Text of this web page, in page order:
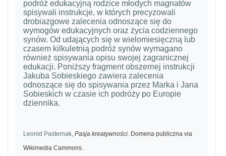
podróż edukacyjną rodzice młodych magnatów
spisywali instrukcje, w których precyzowali
drobiazgowe zalecenia odnoszące się do
wymogów edukacyjnych oraz życia codziennego
synów. Od udających się w wielomiesięczną lub
czasem kilkuletnią podróż synów wymagano
również spisywania opisu swojej zagranicznej
edukacji. Poniższy fragment obszernej instrukcji
Jakuba Sobieskiego zawiera zalecenia
odnoszące się do spisywania przez Marka i Jana
Sobieskich w czasie ich podróży po Europie
dziennika.
Leonid Pasternak ,Pasja kreatywności. Domena publiczna via
Wikimedia Cammons.